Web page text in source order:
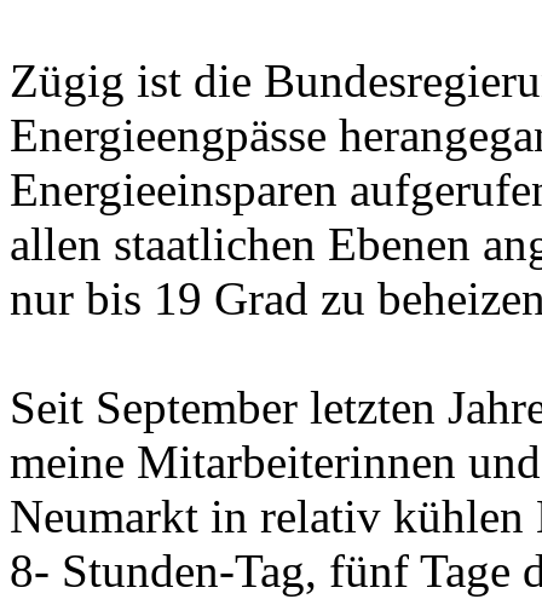
Zügig ist die
Energieengpässe
Energieeinsparen
allen staatlichen Ebenen
nur bis 19 Grad zu
Seit September letzten
meine Mitarbeiterinnen
Neumarkt in relativ kühlen
8- Stunden-Tag, fünf Tage